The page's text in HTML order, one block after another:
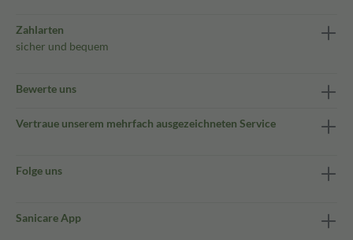
Zahlarten
sicher und bequem
Bewerte uns
Vertraue unserem mehrfach ausgezeichneten Service
Folge uns
Sanicare App